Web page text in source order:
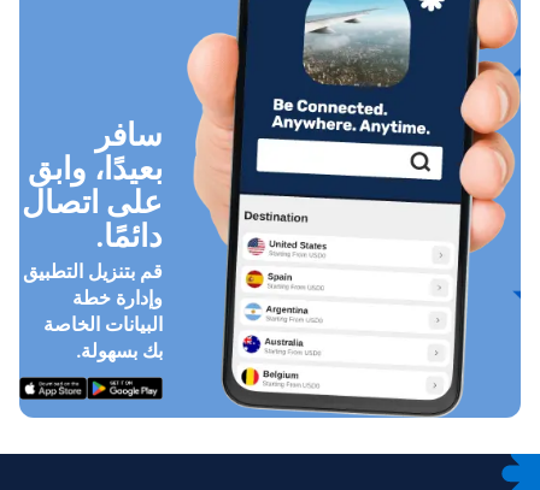
سافر
بعيدًا، وابق
على اتصال
دائمًا.
قم بتنزيل التطبيق
وإدارة خطة
البيانات الخاصة
بك بسهولة.